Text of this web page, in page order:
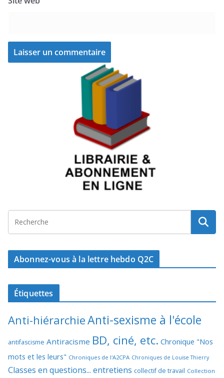
Abonnez-vous à la lettre hebdo Q2C
Étiquettes
Anti-hiérarchieAnti-sexisme à l'école
antifascisme Antiracisme BD, ciné, etc. Chronique "Nos
mots et les leurs" Chroniques de l'A2CPA Chroniques de Louise Thierry
Classes en questions... entretiens collectif de travail Collection